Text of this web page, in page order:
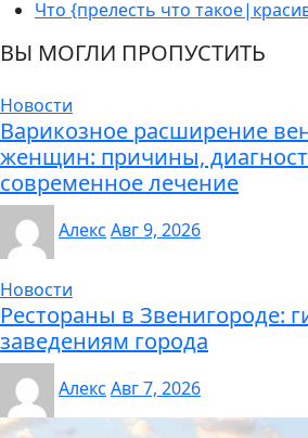
Что {прелесть что
ВЫ МОГЛИ ПРОПУСТИТЬ
Новости
Варикозное расширение
женщин: причины,
современное лечение
Алекс Авг 9, 2026
Новости
Рестораны в Звенигороде:
заведениям города
Алекс Авг 7, 2026